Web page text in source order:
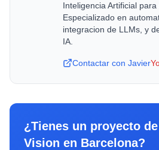
Inteligencia Artificial para
Especializado en
integracion de LLMs, y
IA.
Contactar con Javier
¿Tienes un proyecto de
Vision en Barcelona?